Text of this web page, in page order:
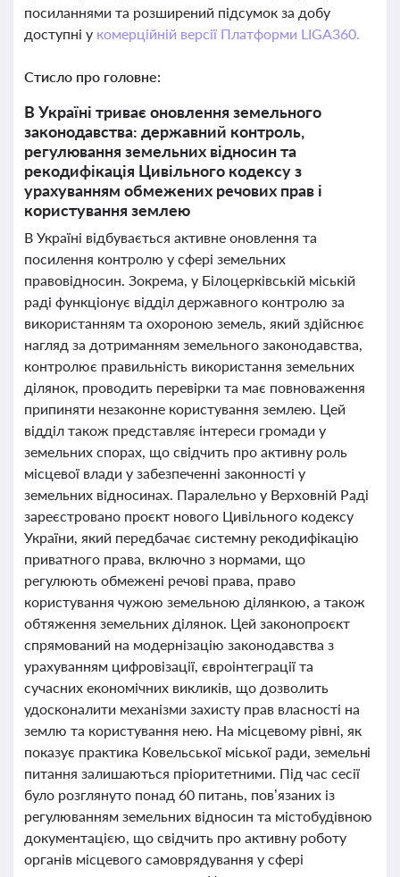
посиланнями та розширений підсумок за добу
доступні у комерційній версії Платформи LIGA360.
Стисло про головне:
В Україні триває оновлення земельного
законодавства: державний контроль,
регулювання земельних відносин та
рекодифікація Цивільного кодексу з
урахуванням обмежених речових прав і
користування землею
В Україні відбувається активне оновлення та
посилення контролю у сфері земельних
правовідносин. Зокрема, у Білоцерківській міській
раді функціонує відділ державного контролю за
використанням та охороною земель, який здійснює
нагляд за дотриманням земельного законодавства,
контролює правильність використання земельних
ділянок, проводить перевірки та має повноваження
припиняти незаконне користування землею. Цей
відділ також представляє інтереси громади у
земельних спорах, що свідчить про активну роль
місцевої влади у забезпеченні законності у
земельних відносинах. Паралельно у Верховній Раді
зареєстровано проєкт нового Цивільного кодексу
України, який передбачає системну рекодифікацію
приватного права, включно з нормами, що
регулюють обмежені речові права, право
користування чужою земельною ділянкою, а також
обтяження земельних ділянок. Цей законопроєкт
спрямований на модернізацію законодавства з
урахуванням цифровізації, євроінтеграції та
сучасних економічних викликів, що дозволить
удосконалити механізми захисту прав власності на
землю та користування нею. На місцевому рівні, як
показує практика Ковельської міської ради, земельні
питання залишаються пріоритетними. Під час сесії
було розглянуто понад 60 питань, пов’язаних із
регулюванням земельних відносин та містобудівною
документацією, що свідчить про активну роботу
органів місцевого самоврядування у сфері